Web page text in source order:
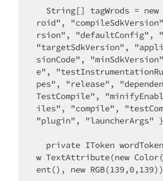
roid",
rsion", "defaultConfig",
"targetSdkVersion",
sionCode",
e",
pes", "release",
TestCompile",
iles", "compile",
"plugin", "launcherArgs"
w TextAttribute(new
ent(), new